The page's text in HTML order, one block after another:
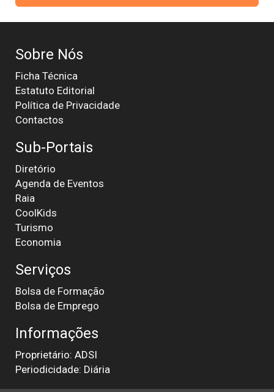
Sobre Nós
Ficha Técnica
Estatuto Editorial
Política de Privacidade
Contactos
Sub-Portais
Diretório
Agenda de Eventos
Raia
CoolKids
Turismo
Economia
Serviços
Bolsa de Formação
Bolsa de Emprego
Informações
Proprietário: ADSI
Periodicidade: Diária